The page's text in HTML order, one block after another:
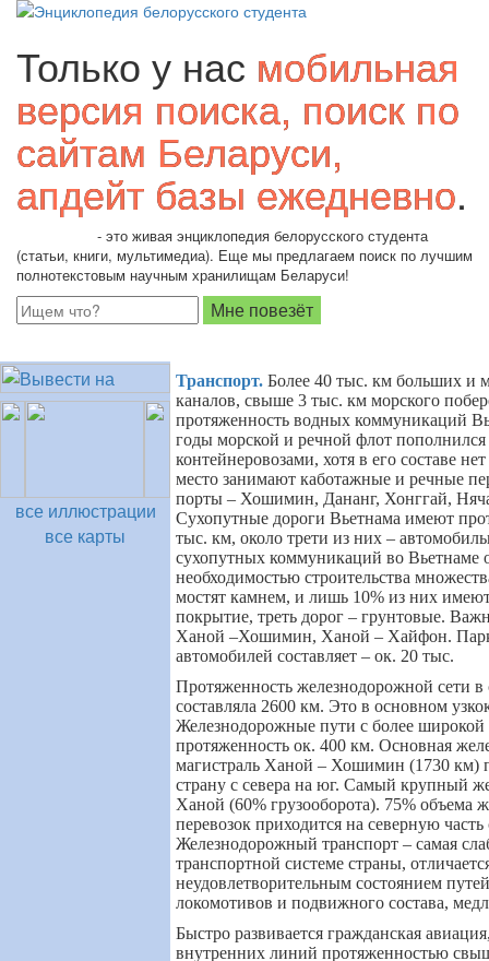
Только у нас мобильная
версия поиска, поиск по
сайтам Беларуси,
апдейт базы ежедневно.
- это живая энциклопедия белорусского студента
(статьи, книги, мультимедиа). Еще мы предлагаем поиск по лучшим
полнотекстовым научным хранилищам Беларуси!
все иллюстрации
все карты
Транспорт. Более 40 тыс. км больших и
каналов, свыше 3 тыс. км морского
протяженность водных коммуникаций
годы морской и речной флот
контейнеровозами, хотя в его составе
место занимают каботажные и речные
порты – Хошимин, Дананг, Хонггай,
Сухопутные дороги Вьетнама имеют
тыс. км, около трети из них –
сухопутных коммуникаций во Вьетнаме
необходимостью строительства
мостят камнем, и лишь 10% из них имеют
покрытие, треть дорог – грунтовые.
Ханой –Хошимин, Ханой – Хайфон.
автомобилей составляет – ок. 20 тыс.
Протяженность железнодорожной сети в
составляла 2600 км. Это в основном
Железнодорожные пути с более
протяженность ок. 400 км. Основная
магистраль Ханой – Хошимин (1730 км)
страну с севера на юг. Самый крупный
Ханой (60% грузооборота). 75% объема
перевозок приходится на северную
Железнодорожный транспорт – самая
транспортной системе страны,
неудовлетворительным состоянием
локомотивов и подвижного состава,
Быстро развивается гражданская
внутренних линий протяженностью